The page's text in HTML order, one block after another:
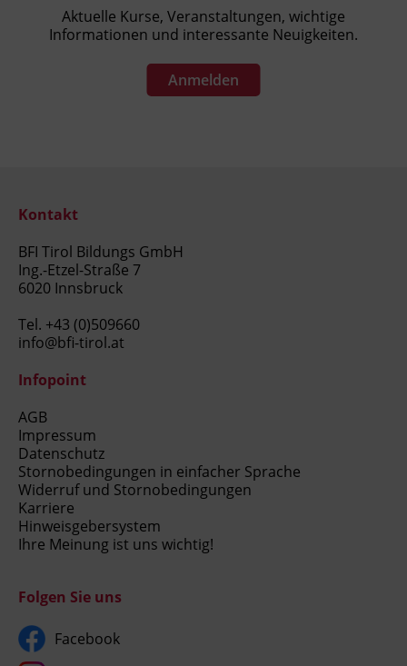
Aktuelle Kurse, Veranstaltungen, wichtige
Informationen und interessante Neuigkeiten.
Anmelden
Kontakt
BFI Tirol Bildungs GmbH
Ing.-Etzel-Straße 7
6020 Innsbruck
Tel. +43 (0)509660
info@bfi-tirol.at
Infopoint
AGB
Impressum
Datenschutz
Stornobedingungen in einfacher Sprache
Widerruf und Stornobedingungen
Karriere
Hinweisgebersystem
Ihre Meinung ist uns wichtig!
Folgen Sie uns
Facebook